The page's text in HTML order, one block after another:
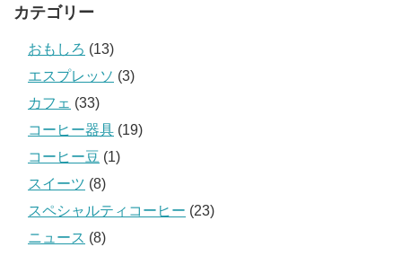
カテゴリー
おもしろ (13)
エスプレッソ (3)
カフェ (33)
コーヒー器具 (19)
コーヒー豆 (1)
スイーツ (8)
スペシャルティコーヒー (23)
ニュース (8)